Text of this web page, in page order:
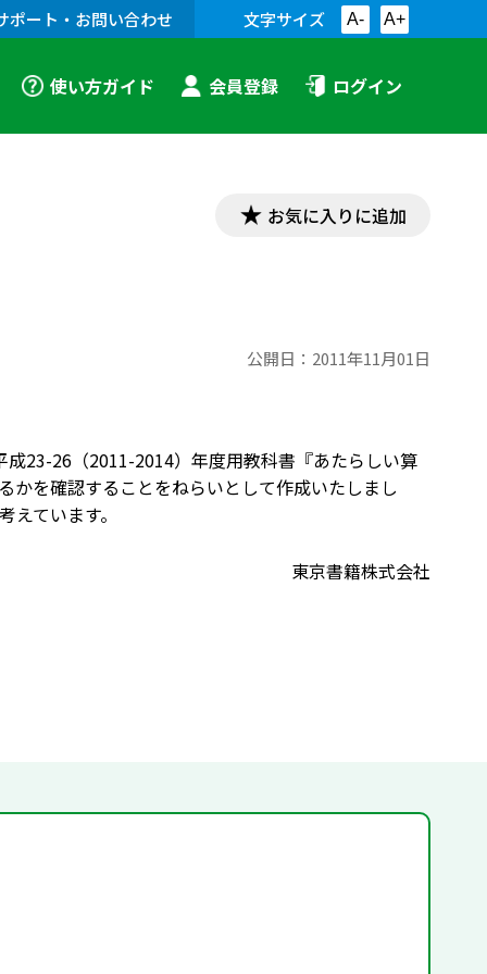
ポート・お問い合わせ 文字サイズ A- A+
使い方ガイド 会員登録 ログイン
お気に入りに追加
公開日： 2011年11月01日
23-26（2011-2014）年度用教科書『あたらしい算
かを確認することをねらいとして作成いたしまし
ています。
東京書籍株式会社